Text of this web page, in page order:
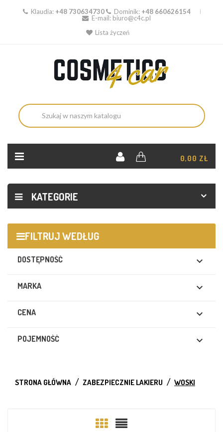
Klaudia: +48 730634730 Dominik: +48 660626154
E-mail: biuro@c4c.pl
Lista życzeń
0,00 ZŁ
KATEGORIE
FILTRUJ WEDŁUG
DOSTĘPNOŚĆ 
MARKA 
CENA 
POJEMNOŚĆ 
STRONA GŁÓWNA ZABEZPIECZNIE LAKIERU WOSKI